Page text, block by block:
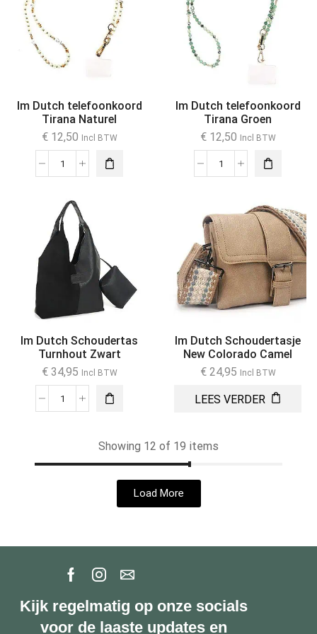
Im Dutch telefoonkoord
Tirana Naturel
€12,50 Incl BTW
Im Dutch telefoonkoord
Tirana Groen
€12,50 Incl BTW
Im Dutch Schoudertas
Turnhout Zwart
€34,95 Incl BTW
Im Dutch Schoudertasje
New Colorado Camel
€24,95 Incl BTW
LEES VERDER
Showing 12 of 19 items
Load More
Kijk regelmatig op onze socials
voor de laaste updates en